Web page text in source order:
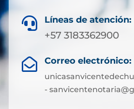
 Líneas de atención:
+57 3183362900
 Correo electrónico:
-